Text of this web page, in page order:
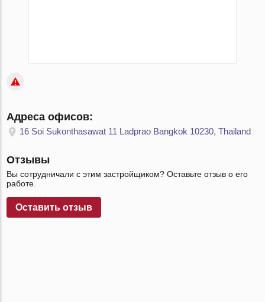
Адреса офисов:
16 Soi Sukonthasawat 11 Ladprao Bangkok 10230, Thailand
Отзывы
Вы сотрудничали с этим застройщиком? Оставьте отзыв о его
работе.
Оставить отзыв